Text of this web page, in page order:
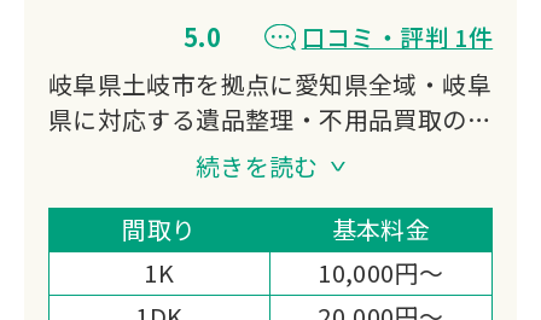
5.0
口コミ・評判 1件
岐阜県土岐市を拠点に愛知県全域・岐阜
県に対応する遺品整理・不用品買取の専
門業者。ブランド品・貴金属から古い家
電まで幅広く買取し、海外リユース輸出
により他社で値がつかない品も買取対
応。LINE査定・宅配買取にも対応し、
買取額を作業費から差し引くことで費用
続きを読む
間取り
基本料金
1K
10,000円～